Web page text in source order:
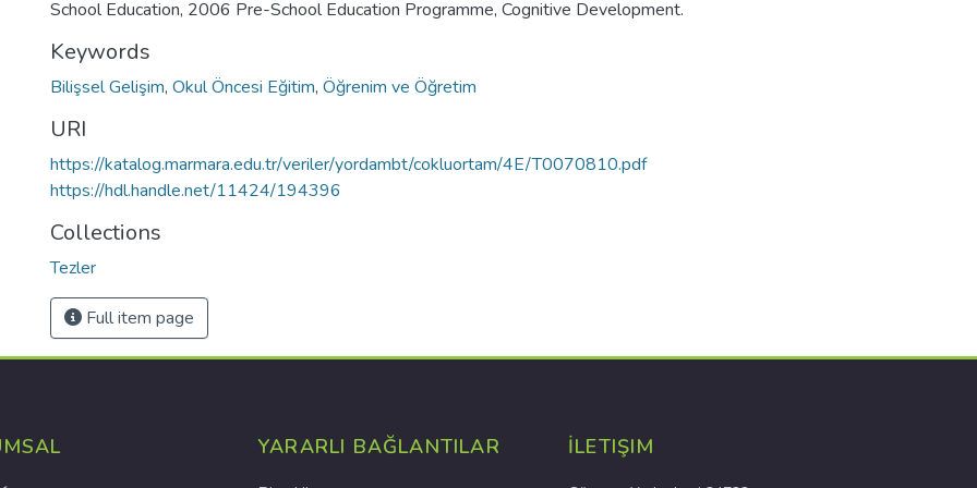
School Education, 2006 Pre-School Education Programme, Cognitive Development.
Keywords
Bilişsel Gelişim, Okul Öncesi Eğitim, Öğrenim ve Öğretim
URI
https://katalog.marmara.edu.tr/veriler/yordambt/cokluortam/4E/T0070810.pdf
https://hdl.handle.net/11424/194396
Collections
Tezler
Full item page
YARARLI BAĞLANTILAR İLETIŞIM